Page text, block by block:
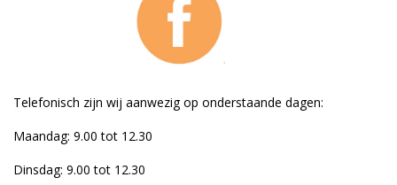
Telefonisch zijn wij aanwezig op onderstaande dagen:
Maandag: 9.00 tot 12.30
Dinsdag: 9.00 tot 12.30